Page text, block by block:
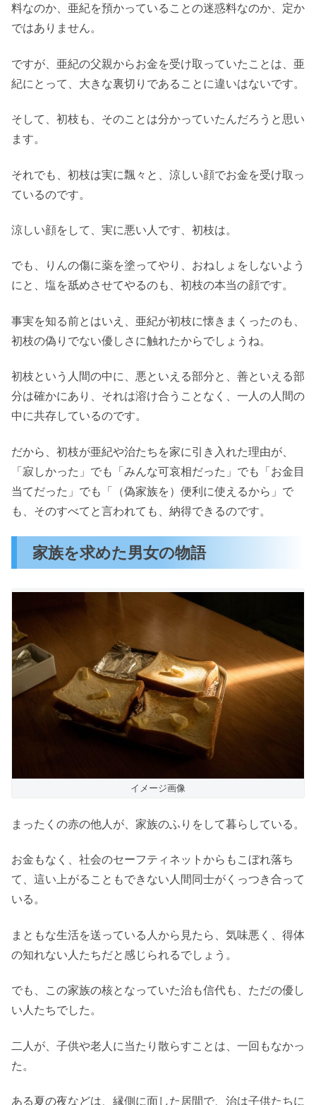
料なのか、亜紀を預かっていることの迷惑料なのか、定か
ではありません。
ですが、亜紀の父親からお金を受け取っていたことは、亜
紀にとって、大きな裏切りであることに違いはないです。
そして、初枝も、そのことは分かっていたんだろうと思い
ます。
それでも、初枝は実に飄々と、涼しい顔でお金を受け取っ
ているのです。
涼しい顔をして、実に悪い人です、初枝は。
でも、りんの傷に薬を塗ってやり、おねしょをしないよう
にと、塩を舐めさせてやるのも、初枝の本当の顔です。
事実を知る前とはいえ、亜紀が初枝に懐きまくったのも、
初枝の偽りでない優しさに触れたからでしょうね。
初枝という人間の中に、悪といえる部分と、善といえる部
分は確かにあり、それは溶け合うことなく、一人の人間の
中に共存しているのです。
だから、初枝が亜紀や治たちを家に引き入れた理由が、
「寂しかった」でも「みんな可哀相だった」でも「お金目
当てだった」でも「（偽家族を）便利に使えるから」で
も、そのすべてと言われても、納得できるのです。
家族を求めた男女の物語
イメージ画像
まったくの赤の他人が、家族のふりをして暮らしている。
お金もなく、社会のセーフティネットからもこぼれ落ち
て、這い上がることもできない人間同士がくっつき合って
いる。
まともな生活を送っている人から見たら、気味悪く、得体
の知れない人たちだと感じられるでしょう。
でも、この家族の核となっていた治も信代も、ただの優し
い人たちでした。
二人が、子供や老人に当たり散らすことは、一回もなかっ
た。
ある夏の夜などは、縁側に面した居間で、治は子供たちに